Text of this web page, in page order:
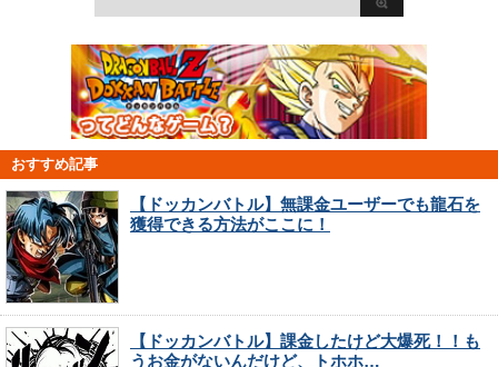
おすすめ記事
【ドッカンバトル】無課金ユーザーでも龍石を
獲得できる方法がここに！
【ドッカンバトル】課金したけど大爆死！！も
うお金がないんだけど、トホホ…